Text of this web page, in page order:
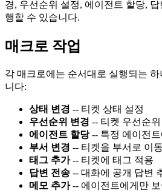
경, 우선순위 설정, 에이전트 할당,
행할 수 있습니다.
매크로 작업
각 매크로에는 순서대로 실행되는
니다:
상태 변경 -- 티켓 상태 설정
우선순위 변경 -- 티켓 우선순위
에이전트 할당-- 특정 에이전
부서 변경 -- 티켓을 부서로 이동
태그 추가-- 티켓에 태그 적용
답변 전송 -- 대화에 공개 답변
메모 추가-- 에이전트에게만